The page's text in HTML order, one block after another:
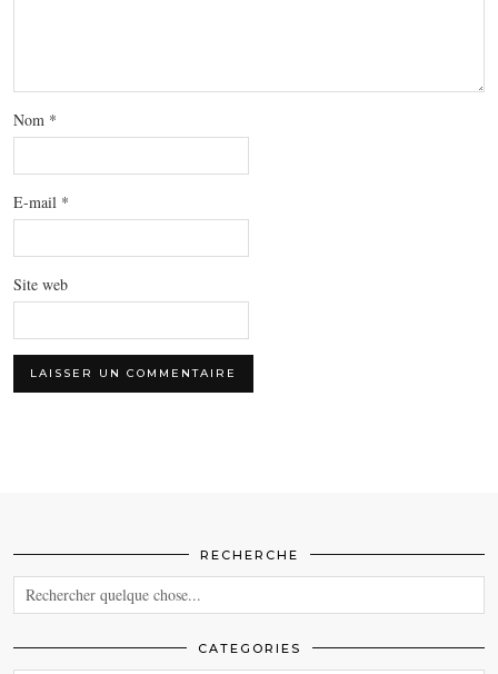
Nom *
E-mail *
Site web
RECHERCHE
CATEGORIES